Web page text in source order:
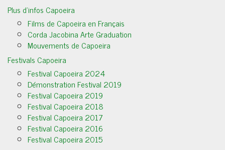
Plus d’infos Capoeira
Films de Capoeira en Français
Corda Jacobina Arte Graduation
Mouvements de Capoeira
Festivals Capoeira
Festival Capoeira 2024
Démonstration Festival 2019
Festival Capoeira 2019
Festival Capoeira 2018
Festival Capoeira 2017
Festival Capoeira 2016
Festival Capoeira 2015